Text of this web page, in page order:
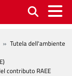
Tutela dell'ambiente
contributo RAEE